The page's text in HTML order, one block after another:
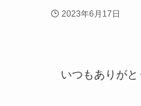
2023年6月17日
いつもありがと